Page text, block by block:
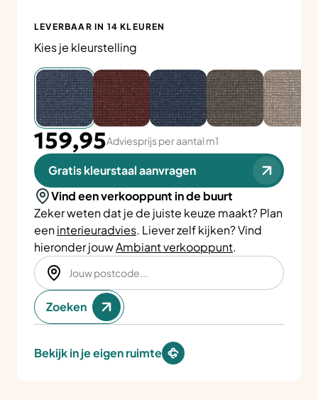
LEVERBAAR IN 14 KLEUREN
Kies je kleurstelling
159,95Adviesprijs per aantal m1
Gratis kleurstaal aanvragen
Vind een verkooppunt in de buurt
Zeker weten dat je de juiste keuze maakt? Plan
eeninterieuradvies. Liever zelf kijken? Vind
hieronder jouwAmbiant verkooppunt.
Zoeken
Bekijk in je eigen ruimte